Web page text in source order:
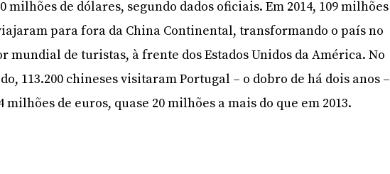
milhões de dólares, segundo dados oficiais. Em 2014, 109 milhões
para fora da China Continental, transformando o país no
mundial de turistas, à frente dos Estados Unidos da América. No
113.200 chineses visitaram Portugal – o dobro de há dois anos –
milhões de euros, quase 20 milhões a mais do que em 2013.